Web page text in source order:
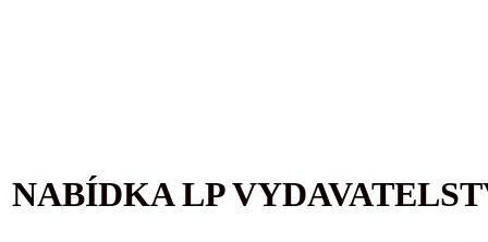
NABÍDKA LP